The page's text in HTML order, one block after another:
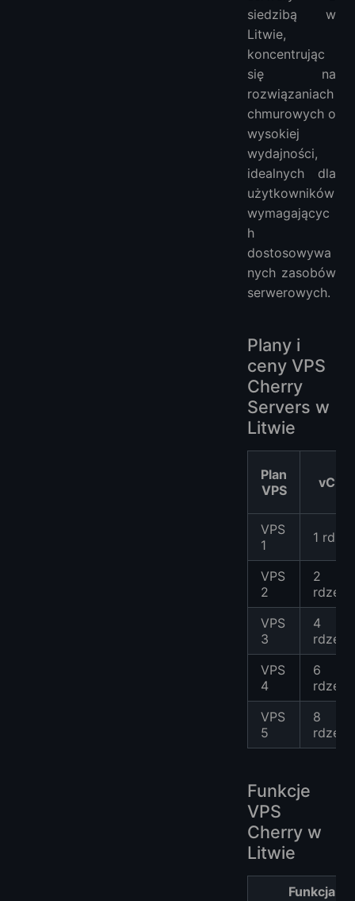
siedzibą w
Litwie,
koncentrując
się na
rozwiązaniach
chmurowych o
wysokiej
wydajności,
idealnych dla
użytkowników
wymagającyc
h
dostosowywa
nych zasobów
serwerowych.
Plany i
ceny VPS
Cherry
Servers w
Litwie
Plan
VPS
vCPU
VPS
1
1
VPS
2
2
VPS
3
4
VPS
4
6
rdzeni
VPS
5
8
rdzeni
Funkcje
VPS
Cherry w
Litwie
Funkcja